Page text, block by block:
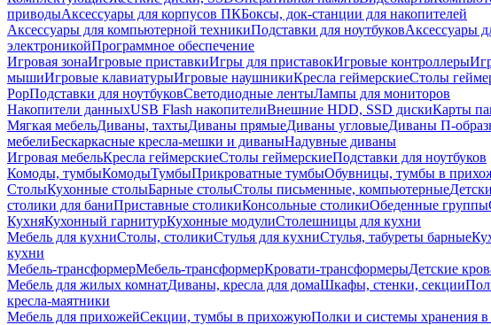
приводыАксессуары для корпусов ПКБоксы, док-станции для накопителей
Аксессуары для компьютерной техникиПодставки для ноутбуковАксессуары
электроникойПрограммное обеспечение
Игровая зонаИгровые приставкиИгры для приставокИгровые контроллеры
мышиИгровые клавиатурыИгровые наушникиКресла геймерскиеСтолы
PopПодставки для ноутбуковСветодиодные лентыЛампы для мониторов
Накопители данныхUSB Flash накопителиВнешние HDD, SSD дискиКарты
Мягкая мебельДиваны, тахтыДиваны прямыеДиваны угловыеДиваны П-
мебелиБескаркасные кресла-мешки и диваныНадувные диваны
Игровая мебельКресла геймерскиеСтолы геймерскиеПодставки для ноутбуков
Комоды, тумбыКомодыТумбыПрикроватные тумбыОбувницы, тумбы в
СтолыКухонные столыБарные столыСтолы письменные, компьютерные
столики для баниПриставные столикиКонсольные столикиОбеденные группы
КухняКухонный гарнитурКухонные модулиСтолешницы для кухни
Мебель для кухниСтолы, столикиСтулья для кухниСтулья, табуреты барные
кухни
Мебель-трансформерМебель-трансформерКровати-трансформерыДетские
Мебель для жилых комнатДиваны, кресла для домаШкафы, стенки, секции
кресла-маятники
Мебель для прихожейСекции, тумбы в прихожуюПолки и системы хранения